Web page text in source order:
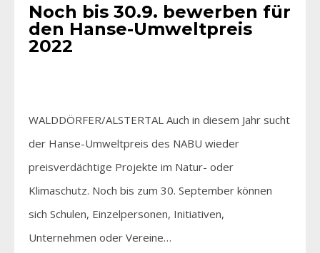
Noch bis 30.9. bewerben für
den Hanse-Umweltpreis
2022
WALDDÖRFER/ALSTERTAL Auch in diesem Jahr sucht
der Hanse-Umweltpreis des NABU wieder
preisverdächtige Projekte im Natur- oder
Klimaschutz. Noch bis zum 30. September können
sich Schulen, Einzelpersonen, Initiativen,
Unternehmen oder Vereine…